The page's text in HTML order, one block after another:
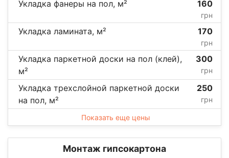
Укладка фанеры на пол, м² 160
грн
Укладка ламината, м² 170
грн
Укладка паркетной доски на пол (клей),
м²
300
грн
Укладка трехслойной паркетной доски
на пол, м²
250
грн
Показать еще цены
Монтаж гипсокартона